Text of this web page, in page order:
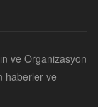
ve Organizasyon
haberler ve